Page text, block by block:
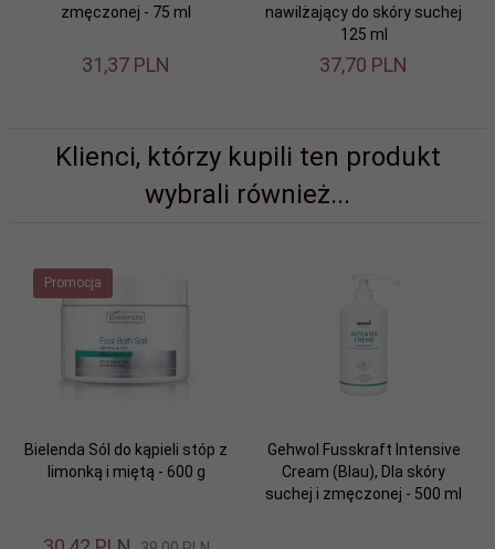
zmęczonej - 75 ml
31,37 PLN
nawilżający do skóry suchej
125 ml
37,70 PLN
Klienci, którzy kupili ten produkt
wybrali również...
Promocja
Bielenda Sól do kąpieli stóp z
limonką i miętą - 600 g
Gehwol Fusskraft Intensive
Cream (Blau), Dla skóry
suchej i zmęczonej - 500 ml